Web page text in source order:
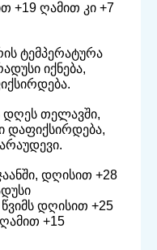
+19 ღამით კი +7
ტემპერატურა
იქნება,
დღეს თელავში,
დაფიქსირდება,
დღისით +28
დღისით +25
+15